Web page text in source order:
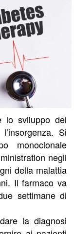
lo sviluppo del
Si
monoclonale
negli
della malattia
Il farmaco va
settimane di
la diagnosi